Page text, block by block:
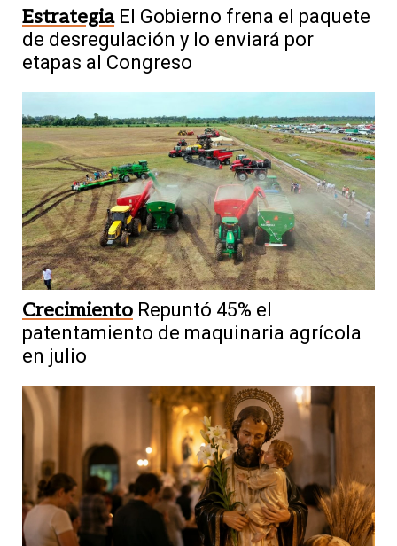
Estrategia El Gobierno frena el paquete
de desregulación y lo enviará por
etapas al Congreso
Crecimiento Repuntó 45% el
patentamiento de maquinaria agrícola
en julio